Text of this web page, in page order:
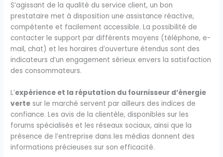
S’agissant de la qualité du service client, un bon
prestataire met à disposition une assistance réactive,
compétente et facilement accessible. La possibilité de
contacter le support par différents moyens (téléphone, e-
mail, chat) et les horaires d’ouverture étendus sont des
indicateurs d’un engagement sérieux envers la satisfaction
des consommateurs.
L’expérience et la réputation du fournisseur d’énergie
verte sur le marché servent par ailleurs des indices de
confiance. Les avis de la clientèle, disponibles sur les
forums spécialisés et les réseaux sociaux, ainsi que la
présence de l’entreprise dans les médias donnent des
informations précieuses sur son efficacité.